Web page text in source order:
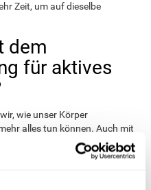
Zeit, um auf dieselbe
dem
für aktives
wie unser Körper
alles tun können. Auch mit
normal, dass die mentale
wird, Information aus dem